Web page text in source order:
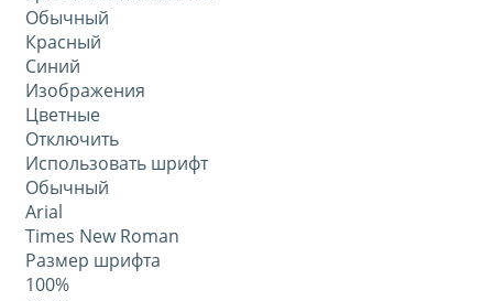
Обычный
Красный
Синий
Изображения
Цветные
Отключить
Использовать шрифт
Обычный
Arial
Times New Roman
Размер шрифта
100%